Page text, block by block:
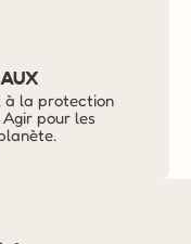
à la protection
Agir pour les